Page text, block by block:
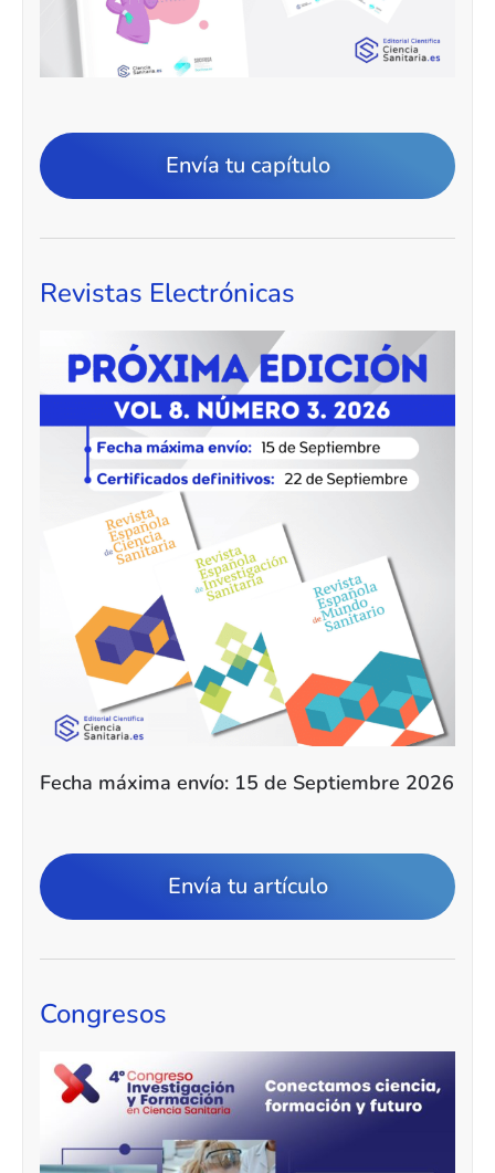
Envía tu capítulo
Revistas Electrónicas
Fecha máxima envío: 15 de Septiembre 2026
Envía tu artículo
Congresos